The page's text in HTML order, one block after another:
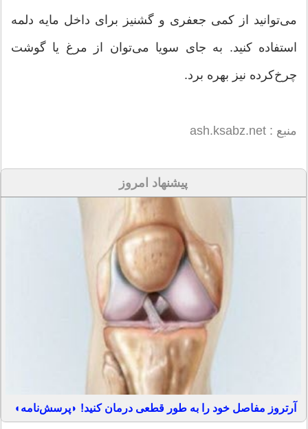
می‌توانید از كمی جعفری و گشنیز برای داخل مایه دلمه
استفاده كنید. به جای سویا می‌توان از مرغ یا گوشت
چرخ‌كرده نیز بهره برد.
منبع : ash.ksabz.net
پیشنهاد امروز
آرتروز مفاصل خود را به طور قطعی درمان کنید! ◗پرسش‌نامه◖